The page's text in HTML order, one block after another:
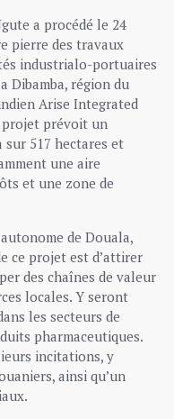
a procédé le 24
pierre des travaux
industrialo-portuaires
Dibamba, région du
Arise Integrated
projet prévoit un
sur 517 hectares et
une aire
et une zone de
de Douala,
ce projet est d’attirer
des chaînes de valeur
locales. Y seront
les secteurs de
pharmaceutiques.
incitations, y
ainsi qu’un